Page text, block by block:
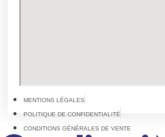
MENTIONS LÉGALES
POLITIQUE DE CONFIDENTIALITÉ
CONDITIONS GÉNÉRALES DE VENTE